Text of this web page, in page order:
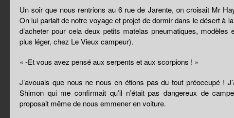
Un soir que nous rentrions au 6 rue de Jarente, on croisait Mr
On lui parlait de notre voyage et projet de dormir dans le désert à
d’acheter pour cela deux petits matelas pneumatiques, modèles
plus léger, chez Le Vieux campeur).
« -Et vous avez pensé aux serpents et aux scorpions ! »
J’avouais que nous ne nous en étions pas du tout préoccupé !
Shimon qui me confirmait qu’il n’était pas dangereux de
proposait même de nous emmener en voiture.